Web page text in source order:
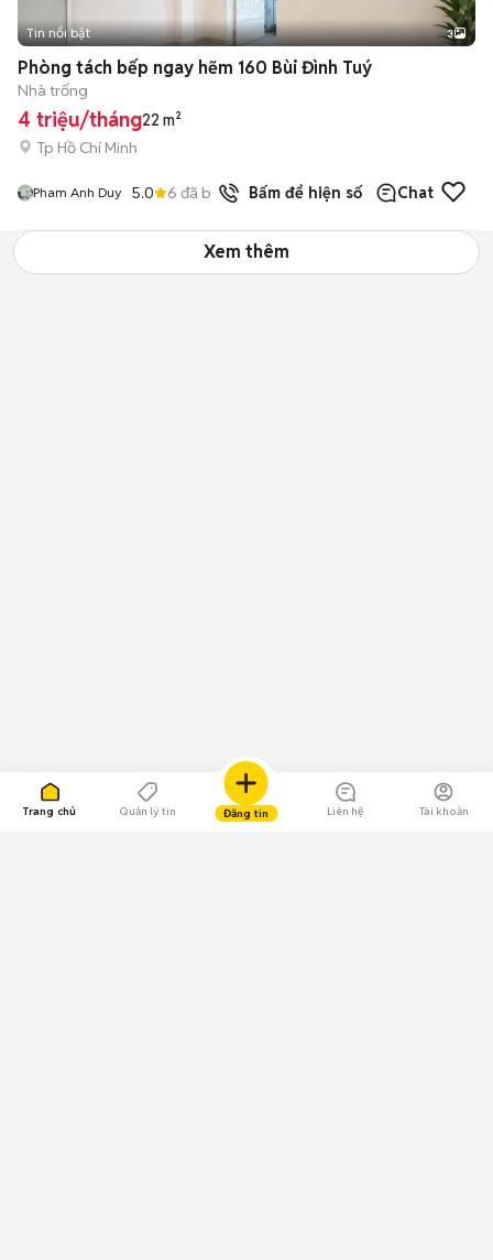
Trang chủ Quản lý tin Đăng tin Liên hệ Tài khoản
Tin nổi bật 3
Phòng tách bếp ngay hẽm 160 Bùi Đình Tuý
Nhà trống
4 triệu/tháng22 m²
Tp Hồ Chí Minh
Pham Anh Duy 5.0 6 đã bán Bấm để hiện số Chat
Xem thêm